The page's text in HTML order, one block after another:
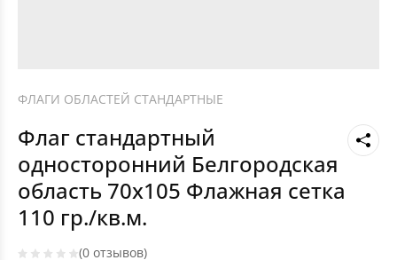
ФЛАГИ ОБЛАСТЕЙ СТАНДАРТНЫЕ
Флаг стандартный
односторонний Белгородская
область 70х105 Флажная сетка
110 гр./кв.м.
(0 отзывов)